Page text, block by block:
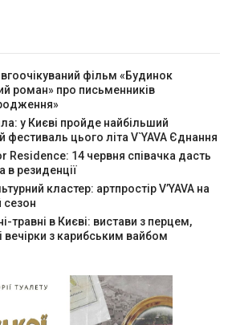
фільм «Будинок
роман» про письменників
у Києві пройде найбільший
фестиваль цього літа V`YAVA Єднання
Residence: 14 червня співачка дасть
в резиденції
кластер: артпростір V’YAVA на
сезон
травні в Києві: вистави з перцем,
вечірки з карибським вайбом